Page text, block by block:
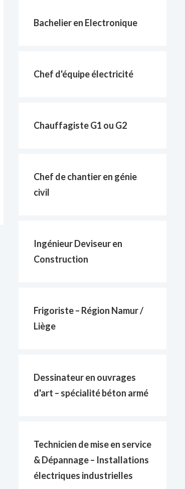
Bachelier en Electronique
Chef d'équipe électricité
Chauffagiste G1 ou G2
Chef de chantier en génie
civil
Ingénieur Deviseur en
Construction
Frigoriste – Région Namur /
Liège
Dessinateur en ouvrages
d'art – spécialité béton armé
Technicien de mise en service
& Dépannage – Installations
électriques industrielles